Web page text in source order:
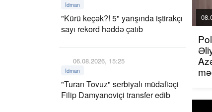
İdman
"Kürü keçək?! 5" yarışında iştirakçı
sayı rekord həddə çatıb
06.08.2026, 15:25
İdman
"Turan Tovuz" serbiyalı müdafiəçi
Filip Damyanoviçi transfer edib